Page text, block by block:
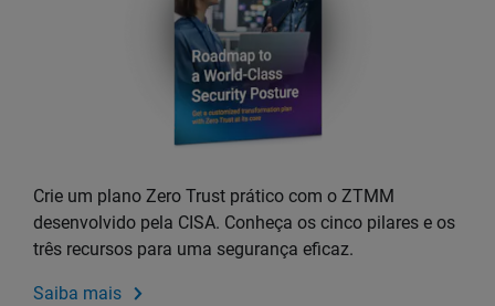
Crie um plano Zero Trust prático com o ZTMM
desenvolvido pela CISA. Conheça os cinco pilares e os
três recursos para uma segurança eficaz.
Saiba mais